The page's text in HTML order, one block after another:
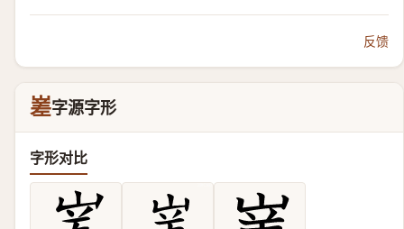
反馈
嵳字源字形
字形对比